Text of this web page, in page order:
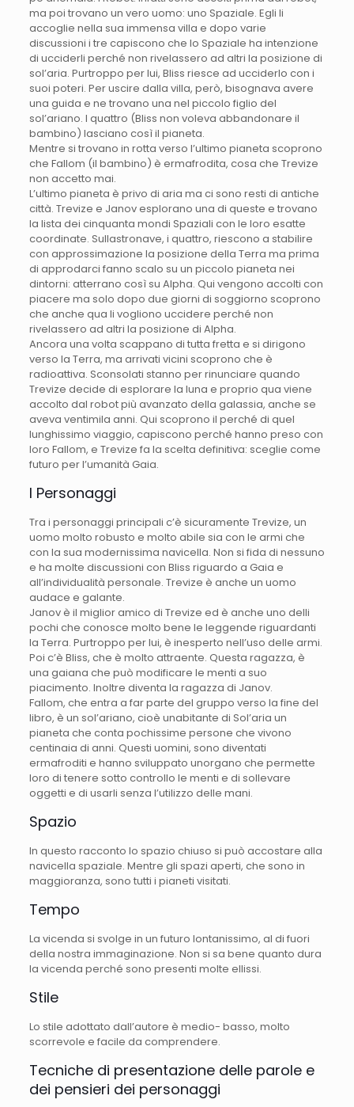
ma poi trovano un vero uomo: uno Spaziale. Egli li
accoglie nella sua immensa villa e dopo varie
discussioni i tre capiscono che lo Spaziale ha intenzione
di ucciderli perché non rivelassero ad altri la posizione di
sol’aria. Purtroppo per lui, Bliss riesce ad ucciderlo con i
suoi poteri. Per uscire dalla villa, però, bisognava avere
una guida e ne trovano una nel piccolo figlio del
sol’ariano. I quattro (Bliss non voleva abbandonare il
bambino) lasciano così il pianeta.
Mentre si trovano in rotta verso l’ultimo pianeta scoprono
che Fallom (il bambino) è ermafrodita, cosa che Trevize
non accetto mai.
L’ultimo pianeta è privo di aria ma ci sono resti di antiche
città. Trevize e Janov esplorano una di queste e trovano
la lista dei cinquanta mondi Spaziali con le loro esatte
coordinate. Sullastronave, i quattro, riescono a stabilire
con approssimazione la posizione della Terra ma prima
di approdarci fanno scalo su un piccolo pianeta nei
dintorni: atterrano così su Alpha. Qui vengono accolti con
piacere ma solo dopo due giorni di soggiorno scoprono
che anche qua li vogliono uccidere perché non
rivelassero ad altri la posizione di Alpha.
Ancora una volta scappano di tutta fretta e si dirigono
verso la Terra, ma arrivati vicini scoprono che è
radioattiva. Sconsolati stanno per rinunciare quando
Trevize decide di esplorare la luna e proprio qua viene
accolto dal robot più avanzato della galassia, anche se
aveva ventimila anni. Qui scoprono il perché di quel
lunghissimo viaggio, capiscono perché hanno preso con
loro Fallom, e Trevize fa la scelta definitiva: sceglie come
futuro per l’umanità Gaia.
I Personaggi
Tra i personaggi principali c’è sicuramente Trevize, un
uomo molto robusto e molto abile sia con le armi che
con la sua modernissima navicella. Non si fida di nessuno
e ha molte discussioni con Bliss riguardo a Gaia e
all’individualità personale. Trevize è anche un uomo
audace e galante.
Janov è il miglior amico di Trevize ed è anche uno delli
pochi che conosce molto bene le leggende riguardanti
la Terra. Purtroppo per lui, è inesperto nell’uso delle armi.
Poi c’è Bliss, che è molto attraente. Questa ragazza, è
una gaiana che può modificare le menti a suo
piacimento. Inoltre diventa la ragazza di Janov.
Fallom, che entra a far parte del gruppo verso la fine del
libro, è un sol’ariano, cioè unabitante di Sol’aria un
pianeta che conta pochissime persone che vivono
centinaia di anni. Questi uomini, sono diventati
ermafroditi e hanno sviluppato unorgano che permette
loro di tenere sotto controllo le menti e di sollevare
oggetti e di usarli senza l’utilizzo delle mani.
Spazio
In questo racconto lo spazio chiuso si può accostare alla
navicella spaziale. Mentre gli spazi aperti, che sono in
maggioranza, sono tutti i pianeti visitati.
Tempo
La vicenda si svolge in un futuro lontanissimo, al di fuori
della nostra immaginazione. Non si sa bene quanto dura
la vicenda perché sono presenti molte ellissi.
Stile
Lo stile adottato dall’autore è medio- basso, molto
scorrevole e facile da comprendere.
Tecniche di presentazione delle parole e
dei pensieri dei personaggi